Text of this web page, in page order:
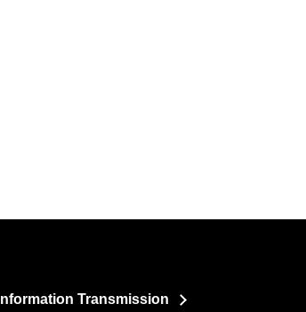
Information Transmission